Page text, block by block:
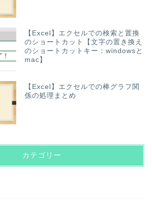
【Excel】エクセルでの検索と置換
のショートカット【文字の置き換え
のショートカットキー：windowsと
mac】
【Excel】エクセルでの棒グラフ関
係の処理まとめ
カテゴリー